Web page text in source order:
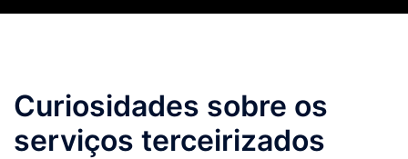
Curiosidades sobre os
serviços terceirizados